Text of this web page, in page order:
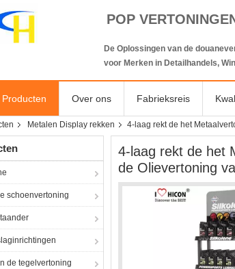
POP
De Oplossingen van de
voor Merken in Detailhandels,
Producten Over ons Fabrieksreis
Metalen Display rekken 4-laag rekt de het
schoenvertoning
de tegelvertoning
4-laag rekt de het
de Olievertoning